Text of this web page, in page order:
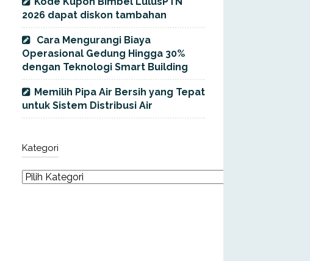
2026 dapat diskon tambahan
Cara Mengurangi Biaya
Operasional Gedung Hingga 30%
dengan Teknologi Smart Building
Memilih Pipa Air Bersih yang Tepat
untuk Sistem Distribusi Air
Kategori